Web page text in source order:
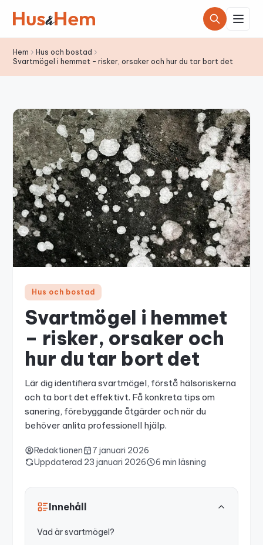
Hem
Hus och bostad
Svartmögel i hemmet – risker, orsaker och hur du tar bort det
Hus och bostad
Svartmögel i hemmet
– risker, orsaker och
hur du tar bort det
Lär dig identifiera svartmögel, förstå hälsoriskerna
och ta bort det effektivt. Få konkreta tips om
sanering, förebyggande åtgärder och när du
behöver anlita professionell hjälp.
Redaktionen
7 januari 2026
Uppdaterad 23 januari 2026 6 min läsning
Innehåll
Vad är svartmögel?